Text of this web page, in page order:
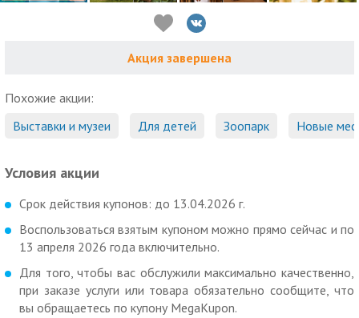
Акция завершена
Похожие акции:
Выставки и музеи
Для детей Зоопарк Новые
Условия акции
Срок действия купонов: до 13.04.2026 г.
Воспользоваться взятым купоном можно прямо сейчас и по
13 апреля 2026 года включительно.
Для того, чтобы вас обслужили максимально качественно,
при заказе услуги или товара обязательно сообщите, что
вы обращаетесь по купону MegaKupon.